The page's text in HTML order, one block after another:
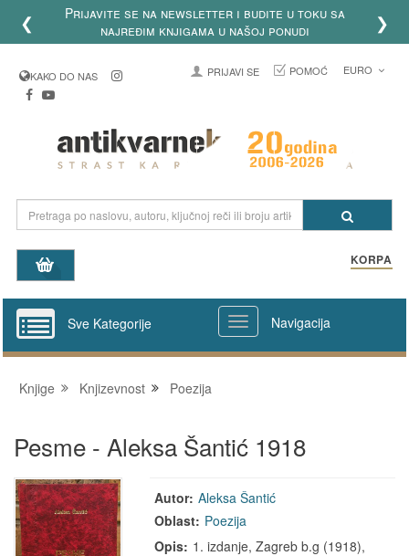
❮
Prijavite se na newsletter i budite u toku sa
najređim knjigama u našoj ponudi
❯
KAKO DO NAS PRIJAVI SE POMOĆ EURO
KORPA
Sve Kategorije Navigacija
Knjige Knjizevnost Poezija
Pesme - Aleksa Šantić 1918
Autor: Aleksa Šantić
Oblast: Poezija
Opis: 1. izdanje, Zagreb b.g (1918),